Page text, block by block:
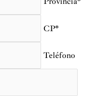
CP*
Teléfono